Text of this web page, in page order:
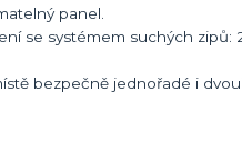
panel.
se systémem suchých
bezpečně jednořadé i